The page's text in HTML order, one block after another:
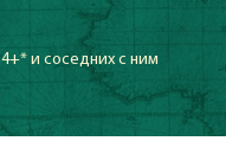
4+* и соседних с ним